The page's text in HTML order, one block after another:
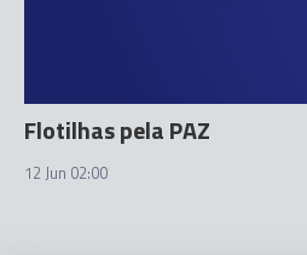
Flotilhas pela PAZ
12 Jun 02:00